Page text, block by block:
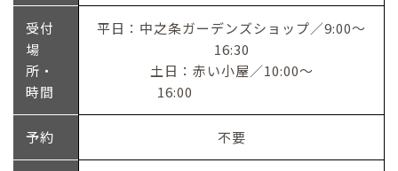
受付
場
所・
時間
平日：中之条ガーデンズショップ／9:00～
16:30
土日：赤い小屋／10:00～
16:00
予約 不要